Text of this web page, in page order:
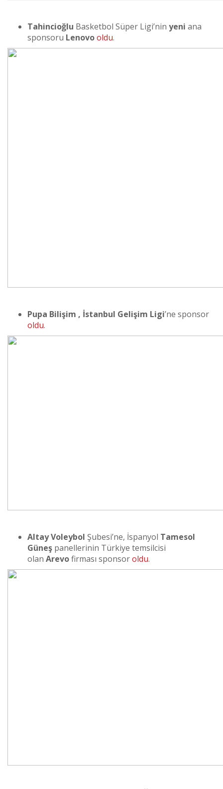
Tahincioğlu Basketbol Süper Ligi’nin yeni ana
sponsoru Lenovooldu.
Pupa Bilişim , İstanbul Gelişim Ligi’ne sponsor
oldu.
Altay Voleybol Şubesi’ne, İspanyol Tamesol
Güneş panellerinin Türkiye temsilcisi
olan Arevofirması sponsoroldu.